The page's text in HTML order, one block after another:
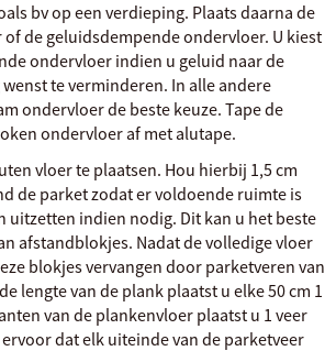
bv op een verdieping. Plaats daarna de
de geluidsdempende ondervloer. U kiest
ondervloer indien u geluid naar de
te verminderen. In alle andere
ondervloer de beste keuze. Tape de
ondervloer af met alutape.
vloer te plaatsen. Hou hierbij 1,5 cm
de parket zodat er voldoende ruimte is
uitzetten indien nodig. Dit kan u het beste
afstandblokjes. Nadat de volledige vloer
blokjes vervangen door parketveren van
lengte van de plank plaatst u elke 50 cm 1
van de plankenvloer plaatst u 1 veer
dat elk uiteinde van de parketveer